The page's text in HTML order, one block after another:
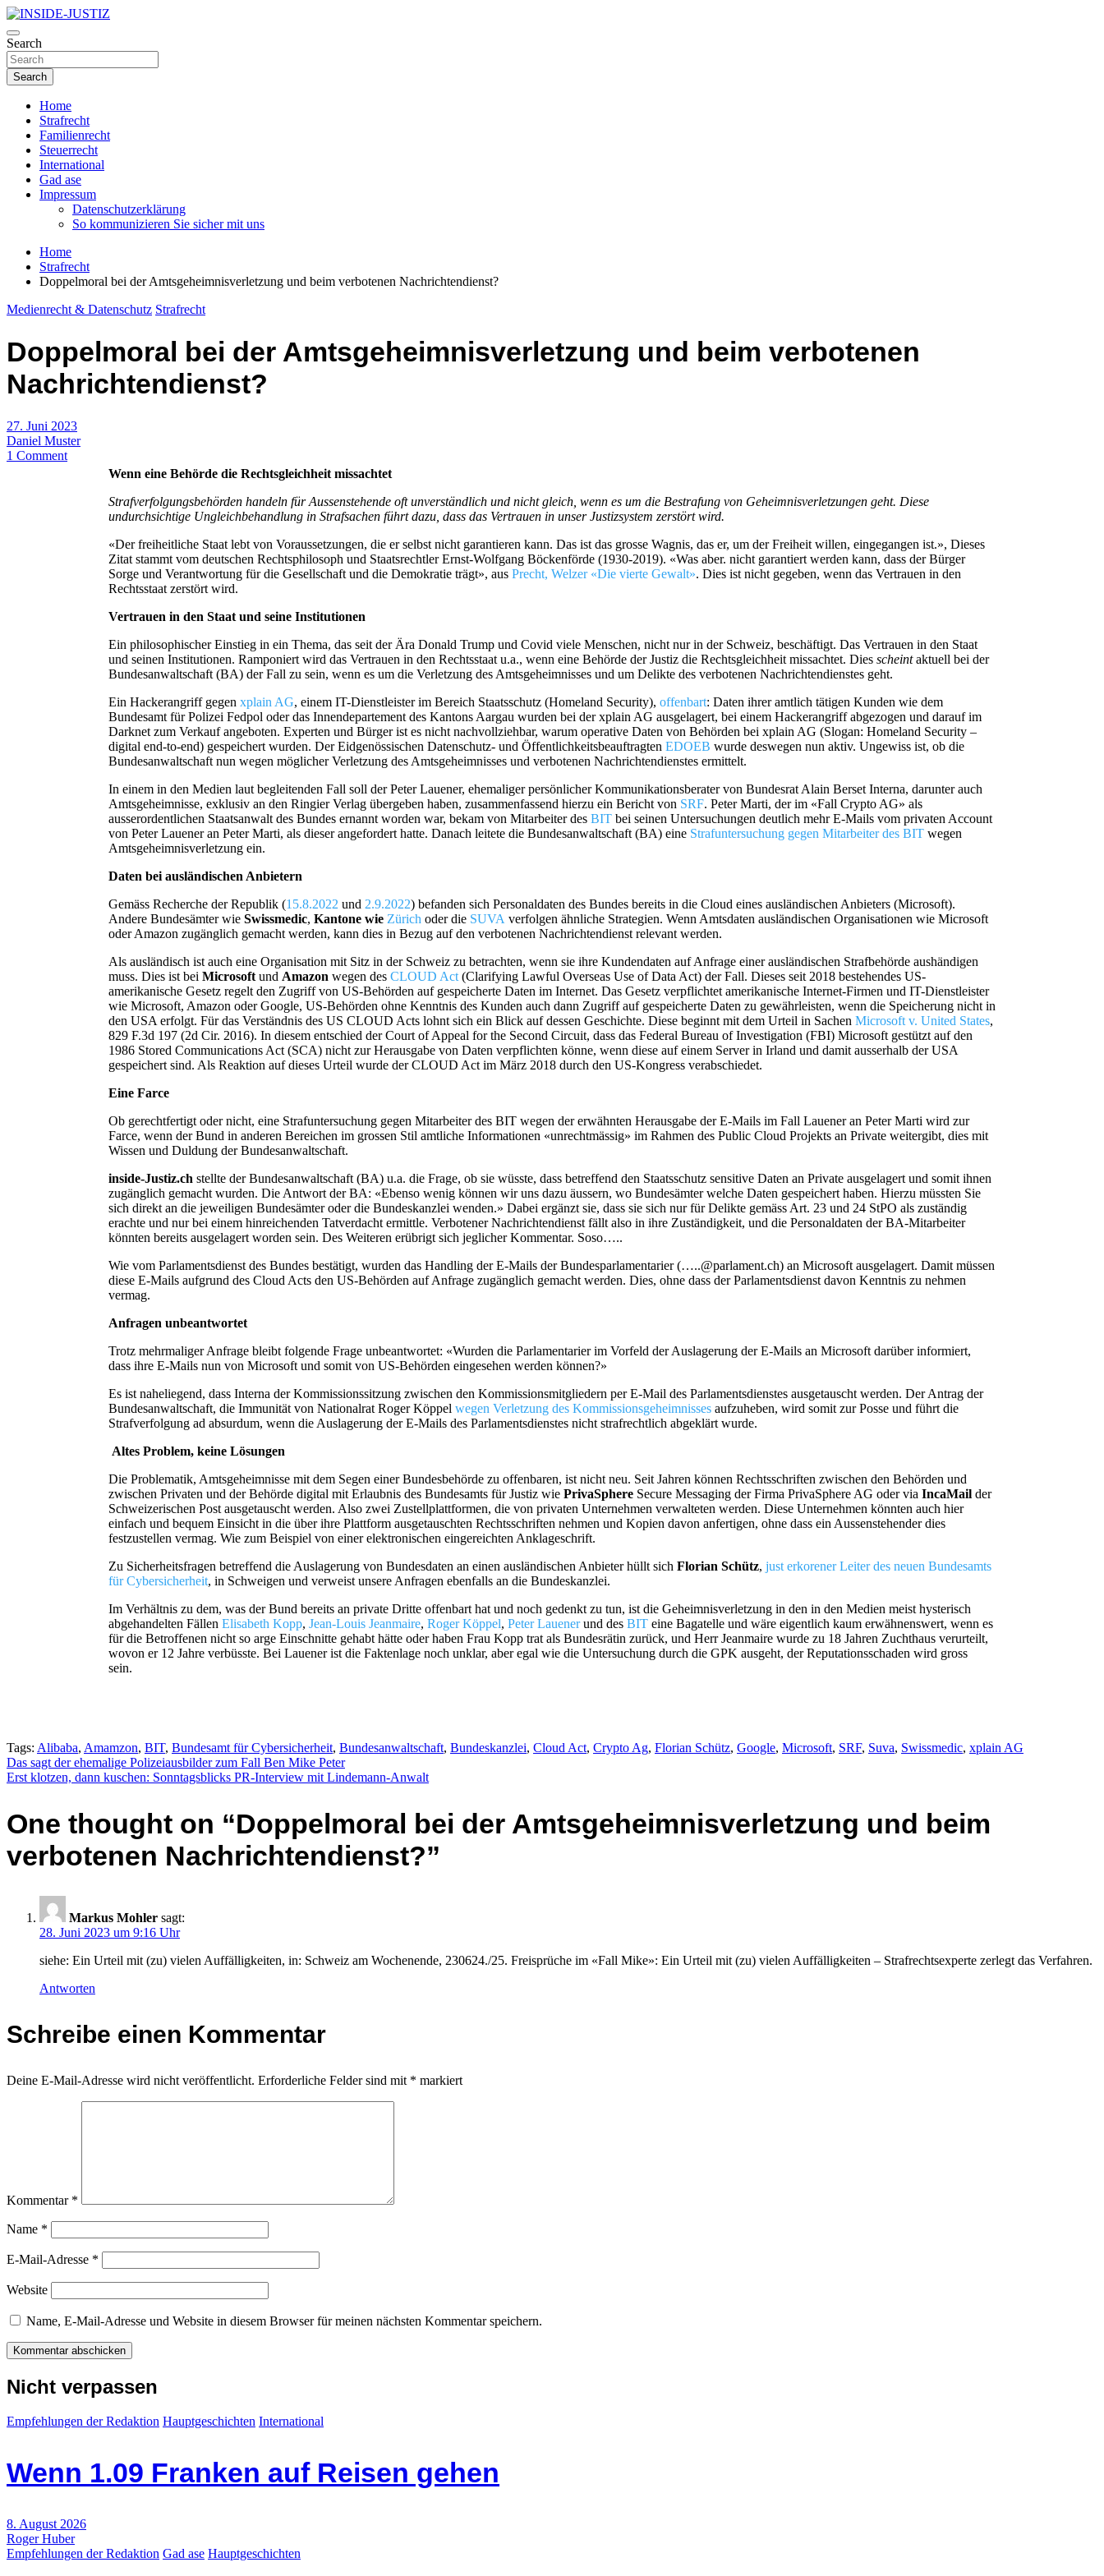
Skip
to
content
INSIDE-JUSTIZ
Investigativer Journalismus zur Dritten Gewalt
Search
Search
Home
Strafrecht
Familienrecht
Steuerrecht
International
Gad ase
Impressum
Datenschutzerklärung
So kommunizieren Sie sicher mit uns
Home
Strafrecht
Doppelmoral bei der Amtsgeheimnisverletzung und beim verbotenen Nachrichtendienst?
Medienrecht & Datenschutz Strafrecht
Doppelmoral bei der Amtsgeheimnisverletzung und beim verbotenen
Nachrichtendienst?
27. Juni 2023
Daniel Muster
1 Comment
Wenn eine Behörde die Rechtsgleichheit missachtet
Strafverfolgungsbehörden handeln für Aussenstehende oft unverständlich und nicht gleich, wenn es um die Bestrafung von Geheimnisverletzungen geht. Diese
undurchsichtige Ungleichbehandlung in Strafsachen führt dazu, dass das Vertrauen in unser Justizsystem zerstört wird.
«Der freiheitliche Staat lebt von Voraussetzungen, die er selbst nicht garantieren kann. Das ist das grosse Wagnis, das er, um der Freiheit willen, eingegangen ist.», Dieses
Zitat stammt vom deutschen Rechtsphilosoph und Staatsrechtler Ernst-Wolfgang Böckenförde (1930-2019). «Was aber. nicht garantiert werden kann, dass der Bürger
Sorge und Verantwortung für die Gesellschaft und die Demokratie trägt», aus Precht, Welzer «Die vierte Gewalt». Dies ist nicht gegeben, wenn das Vertrauen in den
Rechtsstaat zerstört wird.
Vertrauen in den Staat und seine Institutionen
Ein philosophischer Einstieg in ein Thema, das seit der Ära Donald Trump und Covid viele Menschen, nicht nur in der Schweiz, beschäftigt. Das Vertrauen in den Staat
und seinen Institutionen. Ramponiert wird das Vertrauen in den Rechtsstaat u.a., wenn eine Behörde der Justiz die Rechtsgleichheit missachtet. Dies scheintaktuell bei der
Bundesanwaltschaft (BA) der Fall zu sein, wenn es um die Verletzung des Amtsgeheimnisses und um Delikte des verbotenen Nachrichtendienstes geht.
Ein Hackerangriff gegen xplain AG, einem IT-Dienstleister im Bereich Staatsschutz (Homeland Security), offenbart: Daten ihrer amtlich tätigen Kunden wie dem
Bundesamt für Polizei Fedpol oder das Innendepartement des Kantons Aargau wurden bei der xplain AG ausgelagert, bei einem Hackerangriff abgezogen und darauf im
Darknet zum Verkauf angeboten. Experten und Bürger ist es nicht nachvollziehbar, warum operative Daten von Behörden bei xplain AG (Slogan: Homeland Security –
digital end-to-end) gespeichert wurden. Der Eidgenössischen Datenschutz- und Öffentlichkeitsbeauftragten EDOEB wurde deswegen nun aktiv. Ungewiss ist, ob die
Bundesanwaltschaft nun wegen möglicher Verletzung des Amtsgeheimnisses und verbotenen Nachrichtendienstes ermittelt.
In einem in den Medien laut begleitenden Fall soll der Peter Lauener, ehemaliger persönlicher Kommunikationsberater von Bundesrat Alain Berset Interna, darunter auch
Amtsgeheimnisse, exklusiv an den Ringier Verlag übergeben haben, zusammenfassend hierzu ein Bericht von SRF. Peter Marti, der im «Fall Crypto AG» als
ausserordentlichen Staatsanwalt des Bundes ernannt worden war, bekam von Mitarbeiter des BIT bei seinen Untersuchungen deutlich mehr E-Mails vom privaten Account
von Peter Lauener an Peter Marti, als dieser angefordert hatte. Danach leitete die Bundesanwaltschaft (BA) eine Strafuntersuchung gegen Mitarbeiter des BIT wegen
Amtsgeheimnisverletzung ein.
Daten bei ausländischen Anbietern
Gemäss Recherche der Republik (15.8.2022 und 2.9.2022) befanden sich Personaldaten des Bundes bereits in die Cloud eines ausländischen Anbieters (Microsoft).
Andere Bundesämter wie Swissmedic, Kantone wie Zürich oder die SUVA verfolgen ähnliche Strategien. Wenn Amtsdaten ausländischen Organisationen wie Microsoft
oder Amazon zugänglich gemacht werden, kann dies in Bezug auf den verbotenen Nachrichtendienst relevant werden.
Als ausländisch ist auch eine Organisation mit Sitz in der Schweiz zu betrachten, wenn sie ihre Kundendaten auf Anfrage einer ausländischen Strafbehörde aushändigen
muss. Dies ist bei Microsoft und Amazon wegen des CLOUD Act (Clarifying Lawful Overseas Use of Data Act) der Fall. Dieses seit 2018 bestehendes US-
amerikanische Gesetz regelt den Zugriff von US-Behörden auf gespeicherte Daten im Internet. Das Gesetz verpflichtet amerikanische Internet-Firmen und IT-Dienstleister
wie Microsoft, Amazon oder Google, US-Behörden ohne Kenntnis des Kunden auch dann Zugriff auf gespeicherte Daten zu gewährleisten, wenn die Speicherung nicht in
den USA erfolgt. Für das Verständnis des US CLOUD Acts lohnt sich ein Blick auf dessen Geschichte. Diese beginnt mit dem Urteil in Sachen Microsoft v. United States,
829 F.3d 197 (2d Cir. 2016). In diesem entschied der Court of Appeal for the Second Circuit, dass das Federal Bureau of Investigation (FBI) Microsoft gestützt auf den
1986 Stored Communications Act (SCA) nicht zur Herausgabe von Daten verpflichten könne, wenn diese auf einem Server in Irland und damit ausserhalb der USA
gespeichert sind. Als Reaktion auf dieses Urteil wurde der CLOUD Act im März 2018 durch den US-Kongress verabschiedet.
Eine Farce
Ob gerechtfertigt oder nicht, eine Strafuntersuchung gegen Mitarbeiter des BIT wegen der erwähnten Herausgabe der E-Mails im Fall Lauener an Peter Marti wird zur
Farce, wenn der Bund in anderen Bereichen im grossen Stil amtliche Informationen «unrechtmässig» im Rahmen des Public Cloud Projekts an Private weitergibt, dies mit
Wissen und Duldung der Bundesanwaltschaft.
inside-Justiz.ch stellte der Bundesanwaltschaft (BA) u.a. die Frage, ob sie wüsste, dass betreffend den Staatsschutz sensitive Daten an Private ausgelagert und somit ihnen
zugänglich gemacht wurden. Die Antwort der BA: «Ebenso wenig können wir uns dazu äussern, wo Bundesämter welche Daten gespeichert haben. Hierzu müssten Sie
sich direkt an die jeweiligen Bundesämter oder die Bundeskanzlei wenden.» Dabei ergänzt sie, dass sie sich nur für Delikte gemäss Art. 23 und 24 StPO als zuständig
erachte und nur bei einem hinreichenden Tatverdacht ermittle. Verbotener Nachrichtendienst fällt also in ihre Zuständigkeit, und die Personaldaten der BA-Mitarbeiter
könnten bereits ausgelagert worden sein. Des Weiteren erübrigt sich jeglicher Kommentar. Soso…..
Wie vom Parlamentsdienst des Bundes bestätigt, wurden das Handling der E-Mails der Bundesparlamentarier (…..@parlament.ch) an Microsoft ausgelagert. Damit müssen
diese E-Mails aufgrund des Cloud Acts den US-Behörden auf Anfrage zugänglich gemacht werden. Dies, ohne dass der Parlamentsdienst davon Kenntnis zu nehmen
vermag.
Anfragen unbeantwortet
Trotz mehrmaliger Anfrage bleibt folgende Frage unbeantwortet: «Wurden die Parlamentarier im Vorfeld der Auslagerung der E-Mails an Microsoft darüber informiert,
dass ihre E-Mails nun von Microsoft und somit von US-Behörden eingesehen werden können?»
Es ist naheliegend, dass Interna der Kommissionssitzung zwischen den Kommissionsmitgliedern per E-Mail des Parlamentsdienstes ausgetauscht werden. Der Antrag der
Bundesanwaltschaft, die Immunität von Nationalrat Roger Köppel wegen Verletzung des Kommissionsgeheimnisses aufzuheben, wird somit zur Posse und führt die
Strafverfolgung ad absurdum, wenn die Auslagerung der E-Mails des Parlamentsdienstes nicht strafrechtlich abgeklärt wurde.
Altes Problem, keine Lösungen
Die Problematik, Amtsgeheimnisse mit dem Segen einer Bundesbehörde zu offenbaren, ist nicht neu. Seit Jahren können Rechtsschriften zwischen den Behörden und
zwischen Privaten und der Behörde digital mit Erlaubnis des Bundesamts für Justiz wie PrivaSphere Secure Messaging der Firma PrivaSphere AG oder via IncaMail der
Schweizerischen Post ausgetauscht werden. Also zwei Zustellplattformen, die von privaten Unternehmen verwalteten werden. Diese Unternehmen könnten auch hier
einfach und bequem Einsicht in die über ihre Plattform ausgetauschten Rechtsschriften nehmen und Kopien davon anfertigen, ohne dass ein Aussenstehender dies
festzustellen vermag. Wie zum Beispiel von einer elektronischen eingereichten Anklageschrift.
Zu Sicherheitsfragen betreffend die Auslagerung von Bundesdaten an einen ausländischen Anbieter hüllt sich Florian Schütz, just erkorener Leiter des neuen Bundesamts
für Cybersicherheit, in Schweigen und verweist unsere Anfragen ebenfalls an die Bundeskanzlei.
Im Verhältnis zu dem, was der Bund bereits an private Dritte offenbart hat und noch gedenkt zu tun, ist die Geheimnisverletzung in den in den Medien meist hysterisch
abgehandelten Fällen Elisabeth Kopp, Jean-Louis Jeanmaire, Roger Köppel, Peter Lauenerund des BIT eine Bagatelle und wäre eigentlich kaum erwähnenswert, wenn es
für die Betroffenen nicht so arge Einschnitte gehabt hätte oder haben Frau Kopp trat als Bundesrätin zurück, und Herr Jeanmaire wurde zu 18 Jahren Zuchthaus verurteilt,
wovon er 12 Jahre verbüsste. Bei Lauener ist die Faktenlage noch unklar, aber egal wie die Untersuchung durch die GPK ausgeht, der Reputationsschaden wird gross
sein.
Tags: Alibaba, Amamzon, BIT, Bundesamt für Cybersicherheit, Bundesanwaltschaft, Bundeskanzlei, Cloud Act, Crypto Ag, Florian Schütz, Google, Microsoft, SRF, Suva, Swissmedic, xplain AG
Beitragsnavigation
Das sagt der ehemalige Polizeiausbilder zum Fall Ben Mike Peter
Erst klotzen, dann kuschen: Sonntagsblicks PR-Interview mit Lindemann-Anwalt
One thought on “Doppelmoral bei der Amtsgeheimnisverletzung und beim
verbotenen Nachrichtendienst?”
Markus Mohler sagt:
28. Juni 2023 um 9:16 Uhr
siehe: Ein Urteil mit (zu) vielen Auffälligkeiten, in: Schweiz am Wochenende, 230624./25. Freisprüche im «Fall Mike»: Ein Urteil mit (zu) vielen Auffälligkeiten – Strafrechtsexperte zerlegt das Verfahren.
Antworten
Schreibe einen Kommentar
Deine E-Mail-Adresse wird nicht veröffentlicht. Erforderliche Felder sind mit * markiert
Kommentar *
Name *
E-Mail-Adresse *
Website
Name, E-Mail-Adresse und Website in diesem Browser für meinen nächsten Kommentar speichern.
Nicht verpassen
Empfehlungen der Redaktion Hauptgeschichten International
Wenn 1.09 Franken auf Reisen gehen
8. August 2026
Roger Huber
Empfehlungen der Redaktion Gad ase Hauptgeschichten